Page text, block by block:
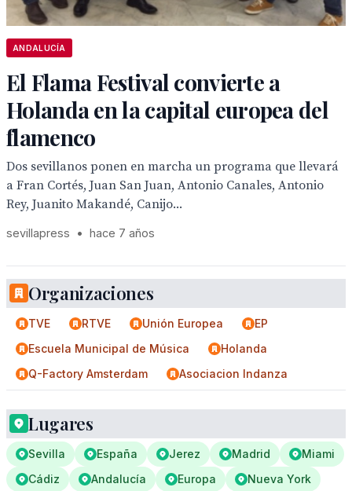
ANDALUCÍA
El Flama Festival convierte a
Holanda en la capital europea del
flamenco
Dos sevillanos ponen en marcha un programa que llevará
a Fran Cortés, Juan San Juan, Antonio Canales, Antonio
Rey, Juanito Makandé, Canijo...
sevillapress • hace 7 años
Organizaciones
TVE RTVE Unión Europea
EP
Escuela Municipal de Música
Holanda
Q-Factory Amsterdam
Asociacion Indanza
Lugares
Sevilla España Jerez Madrid
Miami
Cádiz
Andalucía Europa Nueva York